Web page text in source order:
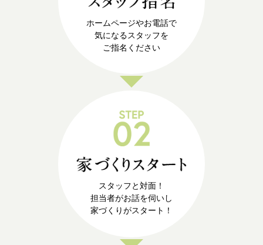
ホームページやお電話で
気になるスタッフを
ご指名ください
スタッフと対面！
担当者がお話を伺いし
家づくりがスタート！